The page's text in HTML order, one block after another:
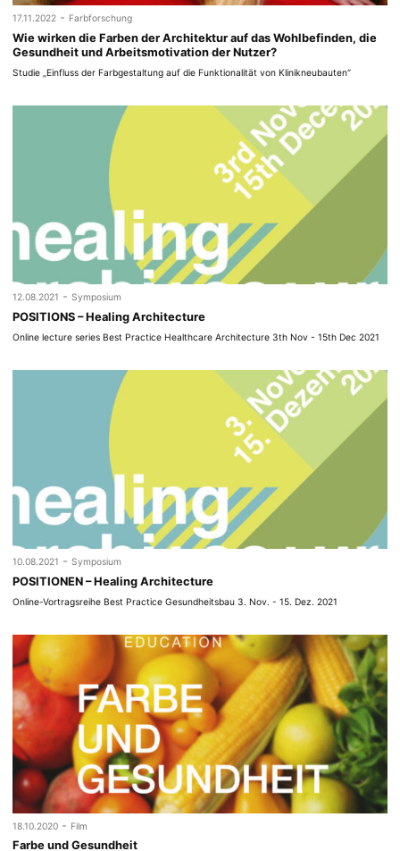
17.11.2022 - Farbforschung
Wie wirken die Farben der Architektur auf das Wohlbefinden, die
Gesundheit und Arbeitsmotivation der Nutzer?
Studie „Einfluss der Farbgestaltung auf die Funktionalität von Klinikneubauten“
12.08.2021 - Symposium
POSITIONS – Healing Architecture
Online lecture series Best Practice Healthcare Architecture 3th Nov - 15th Dec 2021
10.08.2021 - Symposium
POSITIONEN – Healing Architecture
Online-Vortragsreihe Best Practice Gesundheitsbau 3. Nov. - 15. Dez. 2021
18.10.2020 - Film
Farbe und Gesundheit